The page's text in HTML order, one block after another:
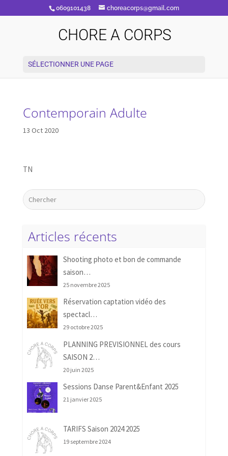
0609101438 choreacorps@gmail.com
CHORE A CORPS
SÉLECTIONNER UNE PAGE
Contemporain Adulte
13 Oct 2020
TN
Articles récents
Shooting photo et bon de commande
saison…
25 novembre 2025
Réservation captation vidéo des
spectacl…
29 octobre 2025
PLANNING PREVISIONNEL des cours
SAISON 2…
20 juin 2025
Sessions Danse Parent&Enfant 2025
21 janvier 2025
TARIFS Saison 2024 2025
19 septembre 2024